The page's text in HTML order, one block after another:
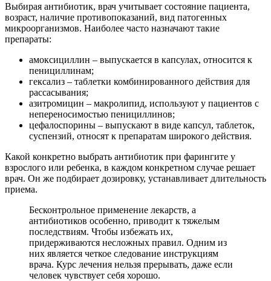
Выбирая антибиотик, врач учитывает состояние пациента,
возраст, наличие противопоказаний, вид патогенных
микроорганизмов. Наиболее часто назначают такие
препараты:
амоксициллин – выпускается в капсулах, относится к
пенициллинам;
гексализ – таблетки комбинированного действия для
рассасывания;
азитромицин – макролипид, используют у пациентов с
непереносимостью пенициллинов;
цефалоспорины – выпускают в виде капсул, таблеток,
суспензий, относят к препаратам широкого действия.
Какой конкретно выбрать антибиотик при фарингите у
взрослого или ребенка, в каждом конкретном случае решает
врач. Он же подбирает дозировку, устанавливает длительность
приема.
Бесконтрольное применение лекарств, а
антибиотиков особенно, приводит к тяжелым
последствиям. Чтобы избежать их,
придерживаются несложных правил. Одним из
них является четкое следование инструкциям
врача. Курс лечения нельзя прерывать, даже если
человек чувствует себя хорошо.